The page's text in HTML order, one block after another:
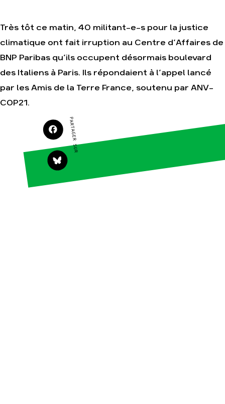
Agir
Faire un don
S'engager sur le
campagnes
Transmettre tout
ou partie de son
patrimoine
Télécharger
gratuitement les
Nos
thématiques
Climat – Énergie
Très tôt ce matin, 40 militant-e-s pour la justice
climatique ont fait irruption au Centre d’Affaires de
BNP Paribas qu’ils occupent désormais boulevard
des Italiens à Paris. Ils répondaient à l’appel lancé
par les Amis de la Terre France, soutenu par ANV-
COP21.
PARTAGER SUR